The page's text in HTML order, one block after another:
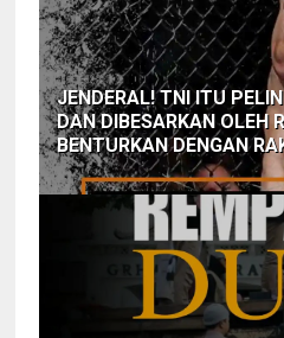
JENDERAL! TNI ITU
DAN DIBESARKAN OLEH
BENTURKAN DENGAN